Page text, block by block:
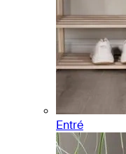
Entré